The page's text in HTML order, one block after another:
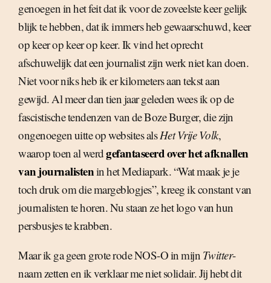
genoegen in het feit dat ik voor de zoveelste keer gelijk
blijk te hebben, dat ik immers heb gewaarschuwd, keer
op keer op keer op keer. Ik vind het oprecht
afschuwelijk dat een journalist zijn werk niet kan doen.
Niet voor niks heb ik er kilometers aan tekst aan
gewijd. Al meer dan tien jaar geleden wees ik op de
fascistische tendenzen van de Boze Burger, die zijn
ongenoegen uitte op websites alsHet Vrije Volk,
waarop toen al werdgefantaseerd over het afknallen
van journalistenin het Mediapark. “Wat maak je je
toch druk om die margeblogjes”, kreeg ik constant van
journalisten te horen. Nu staan ze het logo van hun
persbusjes te krabben.
Maar ik ga geen grote rode NOS-O in mijn Twitter-
naam zetten en ik verklaar me niet solidair. Jij hebt dit